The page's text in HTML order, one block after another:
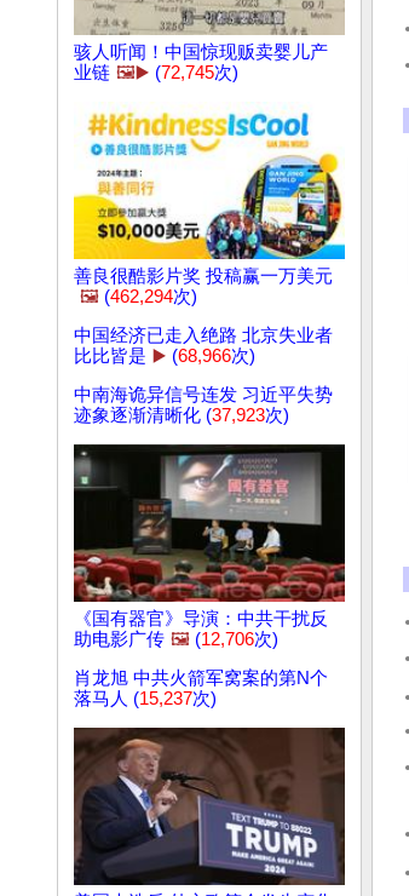
骇人听闻！中国惊现贩卖婴儿产
业链 🖼️▶️ (72,745次)
善良很酷影片奖 投稿赢一万美元
🖼️ (462,294次)
中国经济已走入绝路 北京失业者
比比皆是 ▶️ (68,966次)
中南海诡异信号连发 习近平失势
迹象逐渐清晰化 (37,923次)
《国有器官》导演：中共干扰反
助电影广传 🖼️ (12,706次)
肖龙旭 中共火箭军窝案的第N个
落马人 (15,237次)